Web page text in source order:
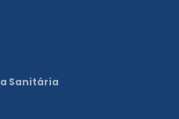
Sanitária